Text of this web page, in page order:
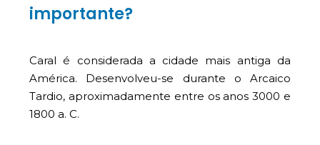
importante?
Caral é considerada a cidade mais antiga da
América. Desenvolveu-se durante o Arcaico
Tardio, aproximadamente entre os anos 3000 e
1800 a. C.